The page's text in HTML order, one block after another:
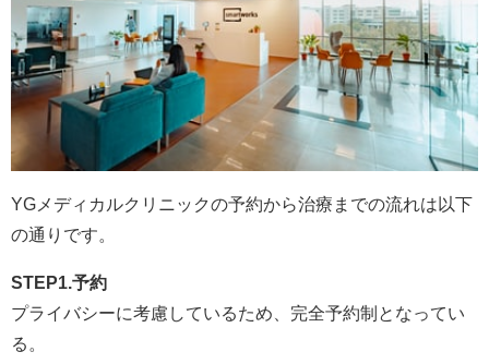
YGメディカルクリニックの予約から治療までの流れは以下
の通りです。
STEP1.予約
プライバシーに考慮しているため、完全予約制となってい
る。